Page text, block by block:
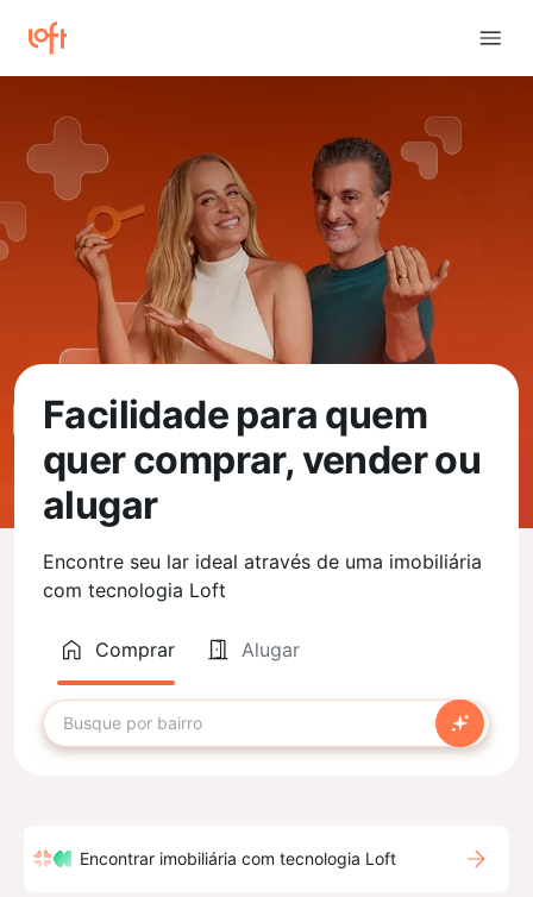
Facilidade para quem
quer comprar, vender ou
alugar
Encontre seu lar ideal através de uma imobiliária
com tecnologia Loft
Comprar Alugar
Encontrar imobiliária com tecnologia Loft